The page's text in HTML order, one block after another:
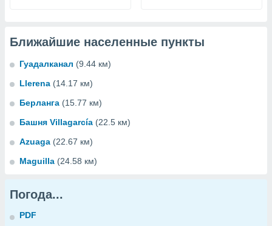
Ближайшие населенные пункты
Гуадалканал (9.44 км)
Llerena (14.17 км)
Берланга (15.77 км)
Башня Villagarcía (22.5 км)
Azuaga (22.67 км)
Maguilla (24.58 км)
Погода...
PDF